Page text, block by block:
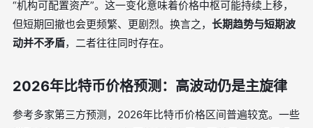
“机构可配置资产”。这一变化意味着价格中枢可能持续上移，
但短期回撤也会更频繁、更剧烈。换言之， 长期趋势与短期波
动并不矛盾，二者往往同时存在。
2026年比特币价格预测：高波动仍是主旋律
参考多家第三方预测，2026年比特币价格区间普遍较宽。一些